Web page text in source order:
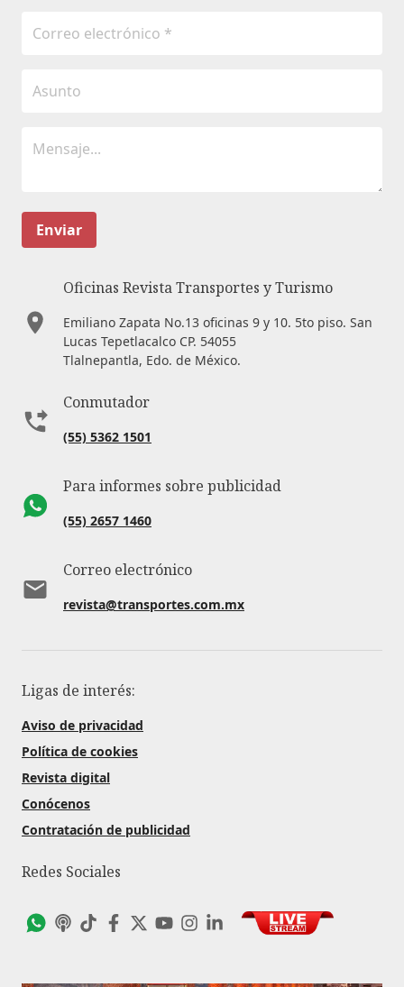
Enviar
Oficinas Revista Transportes y Turismo
Emiliano Zapata No.13 oficinas 9 y 10. 5to piso. San
Lucas Tepetlacalco CP. 54055
Tlalnepantla, Edo. de México.
Conmutador
(55) 5362 1501
Para informes sobre publicidad
(55) 2657 1460
Correo electrónico
revista@transportes.com.mx
Ligas de interés:
Aviso de privacidad
Política de cookies
Revista digital
Conócenos
Contratación de publicidad
Redes Sociales